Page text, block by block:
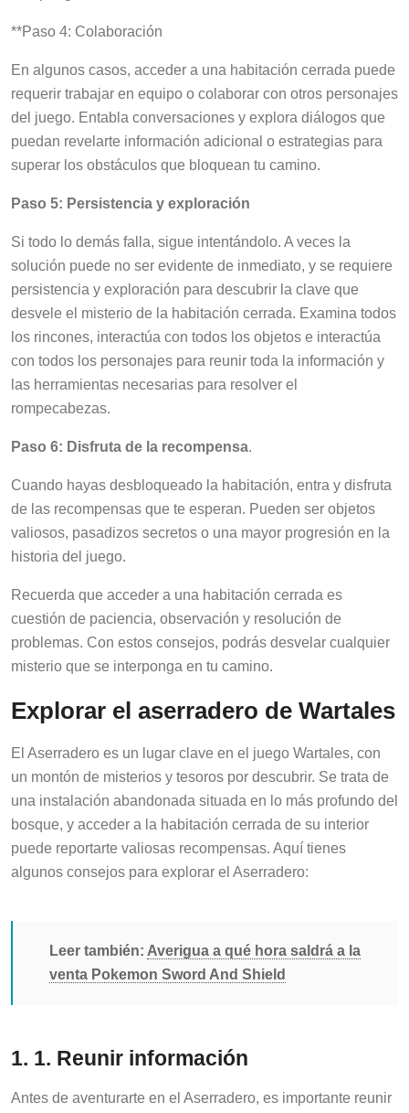
**Paso 4: Colaboración
En algunos casos, acceder a una habitación cerrada puede
requerir trabajar en equipo o colaborar con otros personajes
del juego. Entabla conversaciones y explora diálogos que
puedan revelarte información adicional o estrategias para
superar los obstáculos que bloquean tu camino.
Paso 5: Persistencia y exploración
Si todo lo demás falla, sigue intentándolo. A veces la
solución puede no ser evidente de inmediato, y se requiere
persistencia y exploración para descubrir la clave que
desvele el misterio de la habitación cerrada. Examina todos
los rincones, interactúa con todos los objetos e interactúa
con todos los personajes para reunir toda la información y
las herramientas necesarias para resolver el
rompecabezas.
Paso 6: Disfruta de la recompensa
Cuando hayas desbloqueado la habitación, entra y disfruta
de las recompensas que te esperan. Pueden ser objetos
valiosos, pasadizos secretos o una mayor progresión en la
historia del juego.
Recuerda que acceder a una habitación cerrada es
cuestión de paciencia, observación y resolución de
problemas. Con estos consejos, podrás desvelar cualquier
misterio que se interponga en tu camino.
Explorar el aserradero de Wartales
El Aserradero es un lugar clave en el juego Wartales, con
un montón de misterios y tesoros por descubrir. Se trata de
una instalación abandonada situada en lo más profundo del
bosque, y acceder a la habitación cerrada de su interior
puede reportarte valiosas recompensas. Aquí tienes
algunos consejos para explorar el Aserradero:
Leer también: Averigua a qué hora saldrá a la
venta Pokemon Sword And Shield
1. 1. Reunir información
Antes de aventurarte en el Aserradero, es importante reunir